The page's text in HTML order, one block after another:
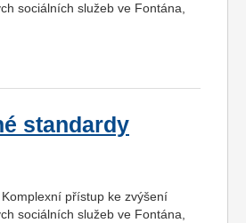
sociálních služeb ve Fontána,
standardy
přístup ke zvýšení
sociálních služeb ve Fontána,